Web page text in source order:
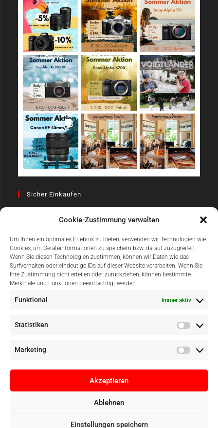
Cookie-Zustimmung verwalten
Um Ihnen ein optimales Erlebnis zu bieten, verwenden wir Technologien wie
Cookies, um Geräteinformationen zu speichern bzw. darauf zuzugreifen.
Wenn Sie diesen Technologien zustimmen, können wir Daten wie das
Surfverhalten oder eindeutige IDs auf dieser Website verarbeiten. Wenn Sie
Ihre Zustimmung nicht erteilen oder zurückziehen, können bestimmte
Merkmale und Funktionen beeinträchtigt werden.
Funktional Immer aktiv
Statistiken
Marketing
Akzeptieren
Ablehnen
Einstellungen speichern
Sicher Einkaufen
Einfach Online Bezahlen
Copyright © Digital Camera Graz 2022. Alle Rechte vorbehalten. E-
Commerce bypathways digital, Mallorca